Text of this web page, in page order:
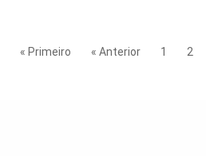
« Primeiro « Anterior 1 2